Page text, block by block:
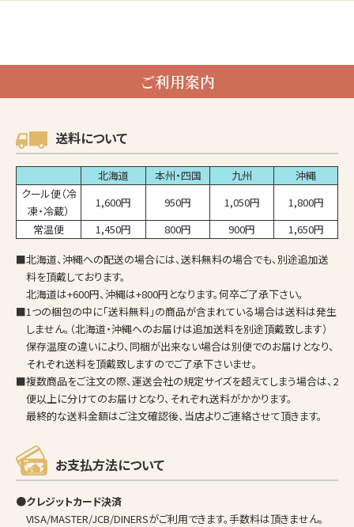
ご利用案内
送料について
北海道 本州・四国 九州
沖縄
クール便（冷
凍・冷蔵）
1,600円 950円 1,050円
1,800円
常温便
1,450円 800円 900円
1,650円
■北海道、沖縄への配送の場合には、送料無料の場合でも、別途追加送
料を頂戴しております。
北海道は+600円、沖縄は+800円となります。何卒ご了承下さい。
■1つの梱包の中に「送料無料」の商品が含まれている場合は送料は発生
しません。（北海道・沖縄へのお届けは追加送料を別途頂戴致します）
保存温度の違いにより、同梱が出来ない場合は別便でのお届けとなり、
それぞれ送料を頂戴致しますのでご了承下さいませ。
■複数商品をご注文の際、運送会社の規定サイズを超えてしまう場合は、2
便以上に分けてのお届けとなり、それぞれ送料がかかります。
最終的な送料金額はご注文確認後、当店よりご連絡させて頂きます。
お支払方法について
●クレジットカード決済
VISA/MASTER/JCB/DINERSがご利用できます。手数料は頂きません。